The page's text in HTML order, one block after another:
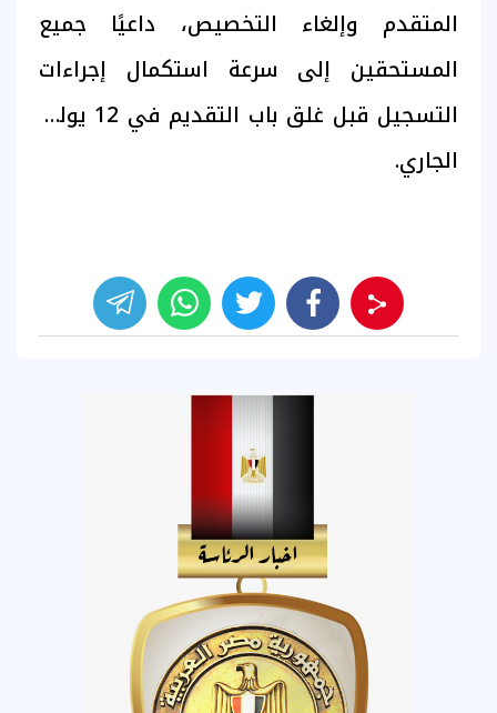
المتقدم وإلغاء التخصيص، داعيًا جميع
المستحقين إلى سرعة استكمال إجراءات
التسجيل قبل غلق باب التقديم في 12 يوليو
الجاري.